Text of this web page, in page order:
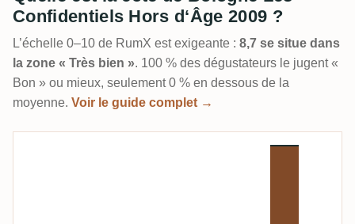
Confidentiels Hors d‘Âge 2009 ?
L’échelle 0–10 de RumX est exigeante : 8,7 se situe dans
la zone « Très bien ». 100 % des dégustateurs le jugent «
Bon » ou mieux, seulement 0 % en dessous de la
moyenne. Voir le guide complet →